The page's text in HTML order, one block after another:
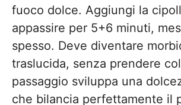
fuoco dolce. Aggiungi la
appassire per 5+6 minuti,
spesso. Deve diventare
traslucida, senza prendere
passaggio sviluppa una
che bilancia perfettamente il